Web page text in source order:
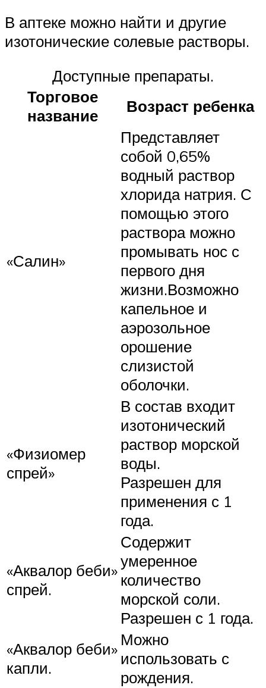
В аптеке можно найти и другие
изотонические солевые растворы.
Доступные препараты.
Торговое
название
Возраст ребенка
«Салин»
Представляет
собой 0,65%
водный раствор
хлорида натрия. С
помощью этого
раствора можно
промывать нос с
первого дня
жизни.Возможно
капельное и
аэрозольное
орошение
слизистой
оболочки.
«Физиомер
спрей»
В состав входит
изотонический
раствор морской
воды.
Разрешен для
применения с 1
года.
«Аквалор беби»
спрей.
Содержит
умеренное
количество
морской соли.
Разрешен с 1 года.
«Аквалор беби»
капли.
Можно
использовать с
рождения.